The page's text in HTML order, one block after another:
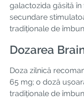
galactozida găsită
secundare
tradiționale de
Dozarea
Doza zilnică
65 mg; o doză
tradiționale de